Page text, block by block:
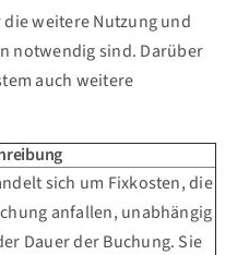
weitere Nutzung und
notwendig sind. Darüber
auch weitere
sich um Fixkosten, die
anfallen, unabhängig
Dauer der Buchung. Sie